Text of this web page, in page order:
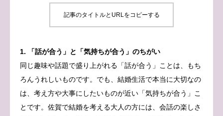
記事のタイトルとURLをコピーする
1. 「話が合う」と「気持ちが合う」のちがい
同じ趣味や話題で盛り上がれる「話が合う」ことは、もち
ろんうれしいものです。でも、結婚生活で本当に大切なの
は、考え方や大事にしたいものが近い「気持ちが合う」こ
とです。佐賀で結婚を考える大人の方には、会話の楽しさ